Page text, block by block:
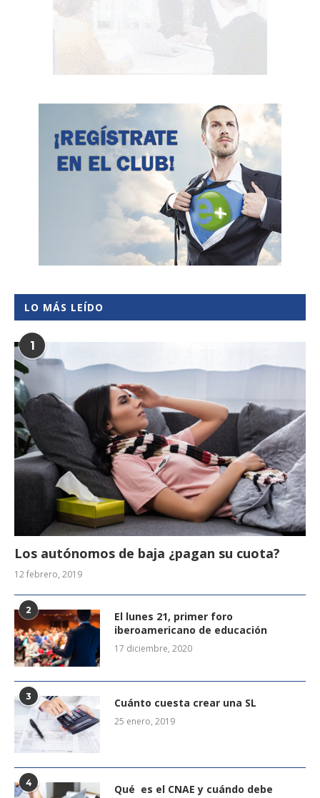
LO MÁS LEÍDO
1
Los autónomos de baja ¿pagan su cuota?
12 febrero, 2019
2
El lunes 21, primer foro
iberoamericano de educación
17 diciembre, 2020
3 Cuánto cuesta crear una SL
25 enero, 2019
4
Qué es el CNAE y cuándo debe